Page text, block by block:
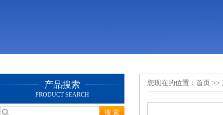
产品搜索
PRODUCT SEARCH
您现在的位置： 首页 >>